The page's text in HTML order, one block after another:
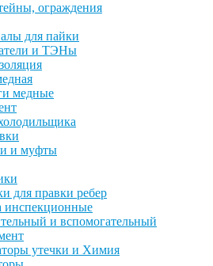
ограждения
для пайки
и ТЭНы
медные
и муфты
для правки ребер
инспекционные
и вспомогательный
утечки и Химия